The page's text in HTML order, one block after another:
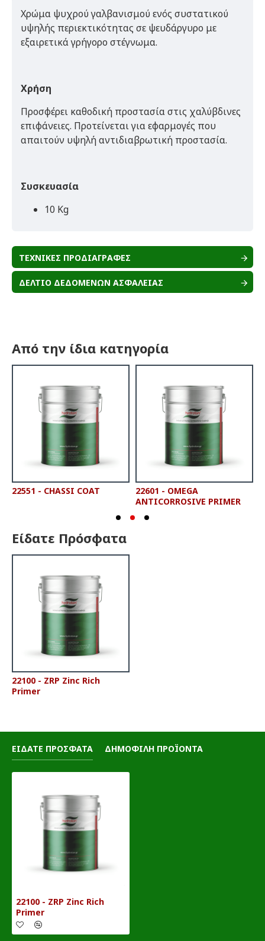
Χρώμα ψυχρού γαλβανισμού ενός συστατικού
υψηλής περιεκτικότητας σε ψευδάργυρο με
εξαιρετικά γρήγορο στέγνωμα.
Χρήση
Προσφέρει καθοδική προστασία στις χαλύβδινες
επιφάνειες. Προτείνεται για εφαρμογές που
απαιτούν υψηλή αντιδιαβρωτική προστασία.
Συσκευασία
10 Kg
ΤΕΧΝΙΚΕΣ ΠΡΟΔΙΑΓΡΑΦΕΣ
ΔΕΛΤΙΟ ΔΕΔΟΜΕΝΩΝ ΑΣΦΑΛΕΙΑΣ
Από την ίδια κατηγορία
22551 - CHASSI COAT
22601 - OMEGA
ANTICORROSIVE PRIMER
Είδατε Πρόσφατα
22100 - ZRP Zinc Rich
Primer
ΕΙΔΑΤΕ ΠΡΟΣΦΑΤΑ ΔΗΜΟΦΙΛΗ ΠΡΟΪΟΝΤΑ
22100 - ZRP Zinc Rich
Primer